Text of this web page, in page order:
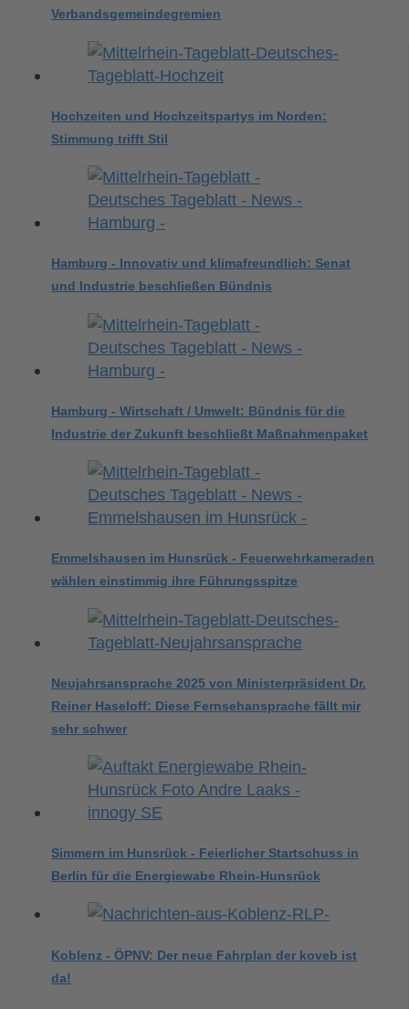
Verbandsgemeindegremien
Hochzeiten und Hochzeitspartys im Norden:
Stimmung trifft Stil
Hamburg - Innovativ und klimafreundlich: Senat
und Industrie beschließen Bündnis
Hamburg - Wirtschaft / Umwelt: Bündnis für die
Industrie der Zukunft beschließt Maßnahmenpaket
Emmelshausen im Hunsrück - Feuerwehrkameraden
wählen einstimmig ihre Führungsspitze
Neujahrsansprache 2025 von Ministerpräsident Dr.
Reiner Haseloff: Diese Fernsehansprache fällt mir
sehr schwer
Simmern im Hunsrück - Feierlicher Startschuss in
Berlin für die Energiewabe Rhein-Hunsrück
Koblenz - ÖPNV: Der neue Fahrplan der koveb ist
da!